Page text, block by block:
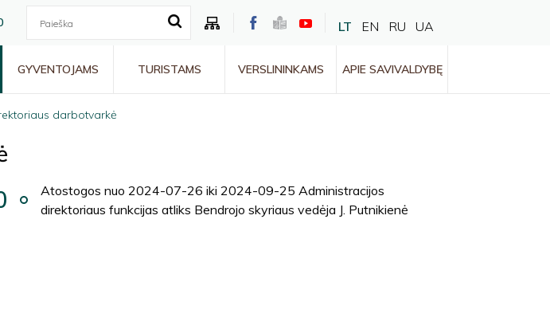
LT EN RU UA
GYVENTOJAMS TURISTAMS VERSLININKAMS APIE SAVIVALDYBĘ
darbotvarkė
Atostogos nuo 2024-07-26 iki 2024-09-25 Administracijos
direktoriaus funkcijas atliks Bendrojo skyriaus vedėja J. Putnikienė